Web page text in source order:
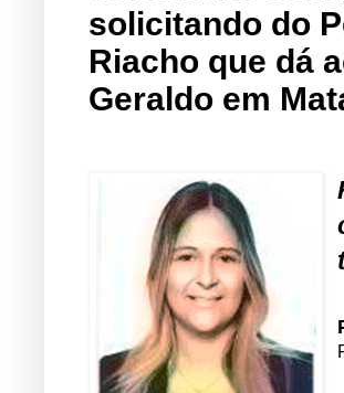
solicitando do
Riacho que dá
Geraldo em